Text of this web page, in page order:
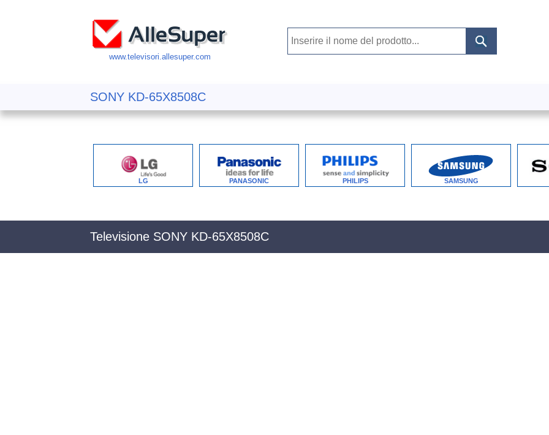
www.televisori.allesuper.com
SONY KD-65X8508C
LG PANASONIC PHILIPS SAMSUNG
Televisione SONY KD-65X8508C